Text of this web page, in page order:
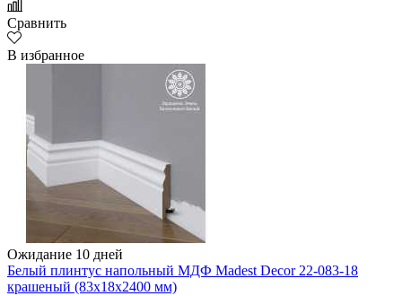
Сравнить
В избранное
Ожидание 10 дней
Белый плинтус напольный МДФ Madest Decor 22-083-18
крашеный (83х18х2400 мм)